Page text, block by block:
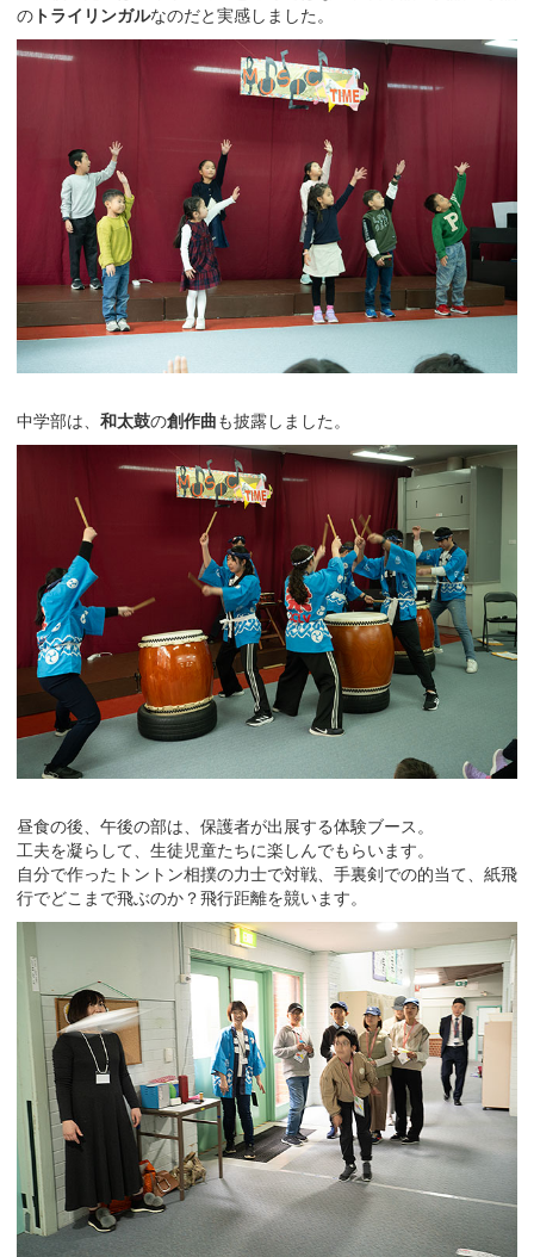
の トライリンガルなのだと実感しました。
中学部は、 和太鼓の創作曲も披露しました。
昼食の後、午後の部は、保護者が出展する体験ブース。
工夫を凝らして、生徒児童たちに楽しんでもらいます。
自分で作ったトントン相撲の力士で対戦、手裏剣での的当て、紙飛
行でどこまで飛ぶのか？飛行距離を競います。